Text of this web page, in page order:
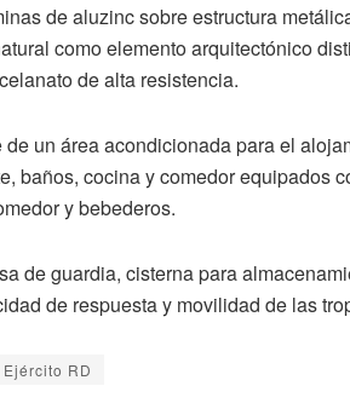
de aluzinc sobre estructura
como elemento arquitectónico
de alta resistencia.
un área acondicionada para el
baños, cocina y comedor equipados
y bebederos.
de guardia, cisterna para
de respuesta y movilidad de las
Ejército RD